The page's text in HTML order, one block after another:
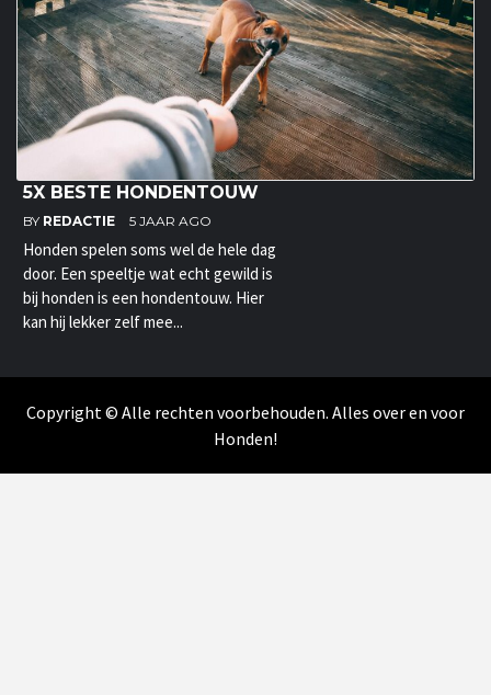
5X BESTE HONDENTOUW
BY REDACTIE 5 JAAR AGO
Honden spelen soms wel de hele dag
door. Een speeltje wat echt gewild is
bij honden is een hondentouw. Hier
kan hij lekker zelf mee...
Copyright © Alle rechten voorbehouden. Alles over en voor
Honden!